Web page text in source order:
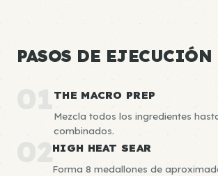
PASOS DE EJECUCIÓN
01THE MACRO PREP
Mezcla todos los ingredientes
combinados.
02HIGH HEAT SEAR
Forma 8 medallones de